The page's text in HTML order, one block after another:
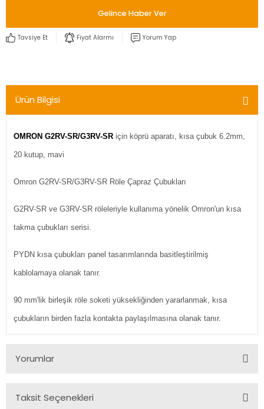
Gelince Haber Ver
Tavsiye Et Fiyat Alarmı Yorum Yap
Ürün Bilgisi
OMRON G2RV-SR/G3RV-SR için köprü aparatı, kısa çubuk 6.2mm,
20 kutup, mavi
Omron G2RV-SR/G3RV-SR Röle Çapraz Çubukları
G2RV-SR ve G3RV-SR röleleriyle kullanıma yönelik Omron'un kısa
takma çubukları serisi.
PYDN kısa çubukları panel tasarımlarında basitleştirilmiş
kablolamaya olanak tanır.
90 mm'lik birleşik röle soketi yüksekliğinden yararlanmak, kısa
çubukların birden fazla kontakta paylaşılmasına olanak tanır.
Yorumlar
Taksit Seçenekleri